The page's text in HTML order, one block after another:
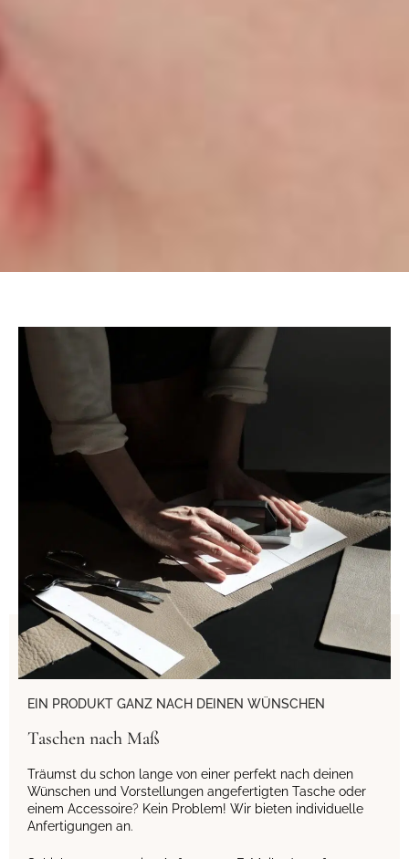
EIN PRODUKT GANZ NACH DEINEN WÜNSCHEN
Taschen nach Maß
Träumst du schon lange von einer perfekt nach deinen
Wünschen und Vorstellungen angefertigten Tasche oder
einem Accessoire? Kein Problem! Wir bieten individuelle
Anfertigungen an.